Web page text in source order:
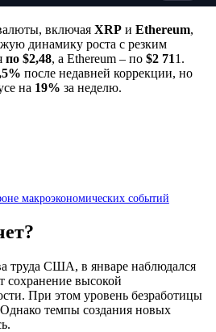
включая XRP и Ethereum,
динамику роста с резким
по $2,48, а Ethereum – по $2 711.
после недавней коррекции, но
на 19% за неделю.
макроэкономических событий
труда США, в январе наблюдался
сохранение высокой
При этом уровень безработицы
темпы создания новых